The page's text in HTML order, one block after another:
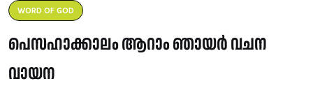
WORD OF GOD
പെസഹാക്കാലം ആറാം ഞായർ വചന
വായന